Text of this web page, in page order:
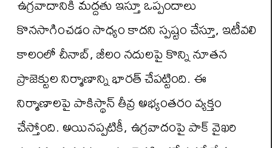
కొనసాగించడం సాధ్యం కాదని స్పష్టం చేస్తూ, ఇటీవలి
కాలంలో చీనాబ్, జీలం నదులపై కొన్ని నూతన
ప్రాజెక్టుల నిర్మాణాన్ని భారత్ చేపట్టింది. ఈ
నిర్మాణాలపై పాకిస్థాన్ తీవ్ర అభ్యంతరం వ్యక్తం
చేస్తోంది. అయినప్పటికీ, ఉగ్రవాదంపై పాక్ వైఖరి